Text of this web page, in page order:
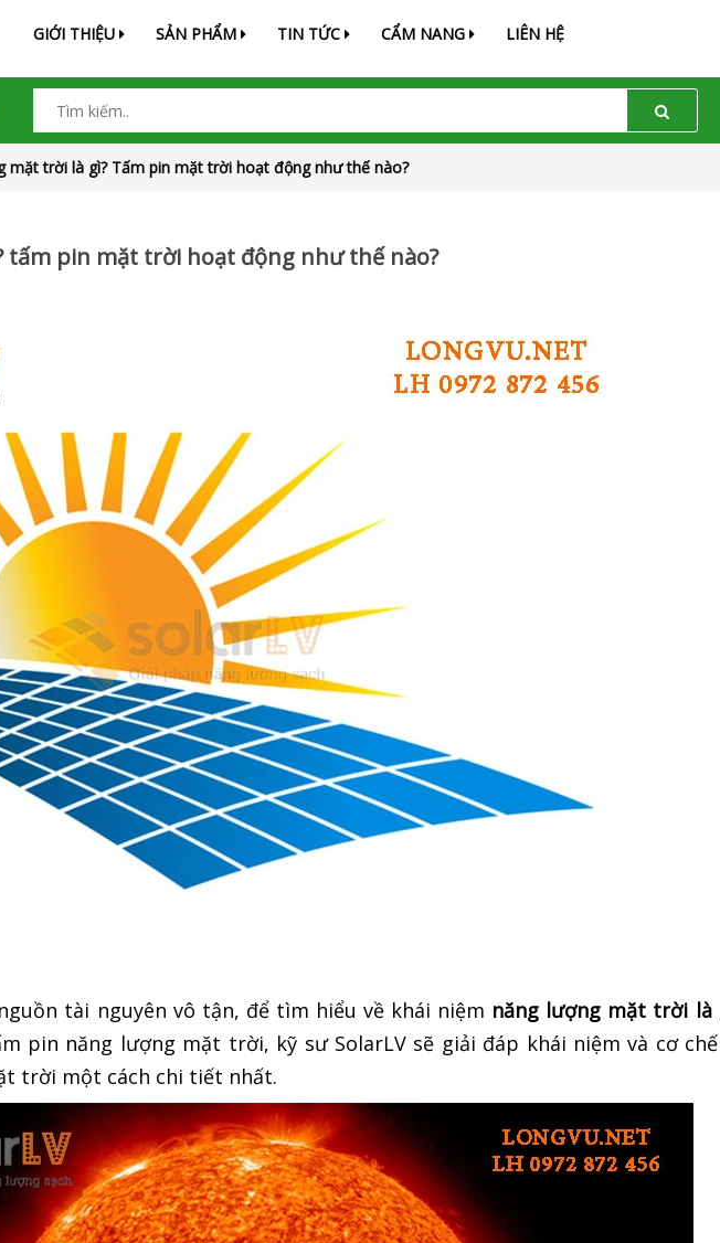
GIỚI THIỆU SẢN PHẨM TIN TỨC CẨM NANG LIÊN HỆ
mặt trời là gì? Tấm pin mặt trời hoạt động như thế nào?
tấm pin mặt trời hoạt động như thế nào?
tài nguyên vô tận, để tìm hiểu về khái niệm năng lượng mặt trời là
pin năng lượng mặt trời, kỹ sư SolarLV sẽ giải đáp khái niệm và cơ
trời một cách chi tiết nhất.